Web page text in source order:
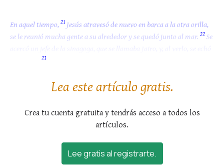
En aquel tiempo, 21 Jesús atravesó de nuevo en barca a la otra orilla,
se le reunió mucha gente a su alrededor y se quedó junto al mar. 22Se
acercó un jefe de la sinagoga, que se llamaba Jairo, y, al verlo, se echó
23
Lea este artículo gratis.
Crea tu cuenta gratuita y tendrás acceso a todos los
artículos.
Lee gratis al registrarte.